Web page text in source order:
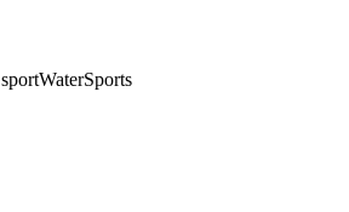
sportWaterSports